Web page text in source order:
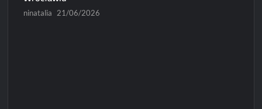
ninatalia 21/06/2026